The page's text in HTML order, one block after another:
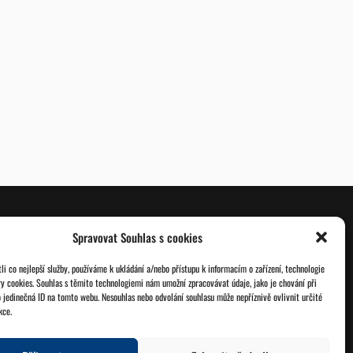
Spravovat Souhlas s cookies
co nejlepší služby, používáme k ukládání a/nebo přístupu k informacím o zařízení, technologie
cookies. Souhlas s těmito technologiemi nám umožní zpracovávat údaje, jako je chování při
jedinečná ID na tomto webu. Nesouhlas nebo odvolání souhlasu může nepříznivě ovlivnit určité
O nás
Jednoty ČSOL
Databáze legionářů
Pro členy